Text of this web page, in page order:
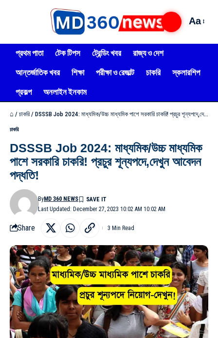
Aa
প্রথম পাতা টেক টিপস ট্রেন্ডিং খবর
রাজ্য ও দেশ
আন্তর্জাতিক খবর
শিক্ষা পরীক্ষা ও রেজাল্ট চাকরি
স্কলারশিপ
প্রকল্প
অনলাইন ইনকাম
⌂ / চাকরি / DSSSB Job 2024: মাধ্যমিক/উচ্চ মাধ্যমিক পাশে সরকারি চাকরি! প্রচুর শূন্যপদে,দেখুন আবেদন পদ্ধতি!
চাকরি
DSSSB Job 2024: মাধ্যমিক/উচ্চ মাধ্যমিক
পাশে সরকারি চাকরি! প্রচুর শূন্যপদে,দেখুন আবেদন
পদ্ধতি!
Last Updated: December 27, 2023 10:02 AM 10:02 AM
ByMD 360 NEWS
Share 3 Min Read